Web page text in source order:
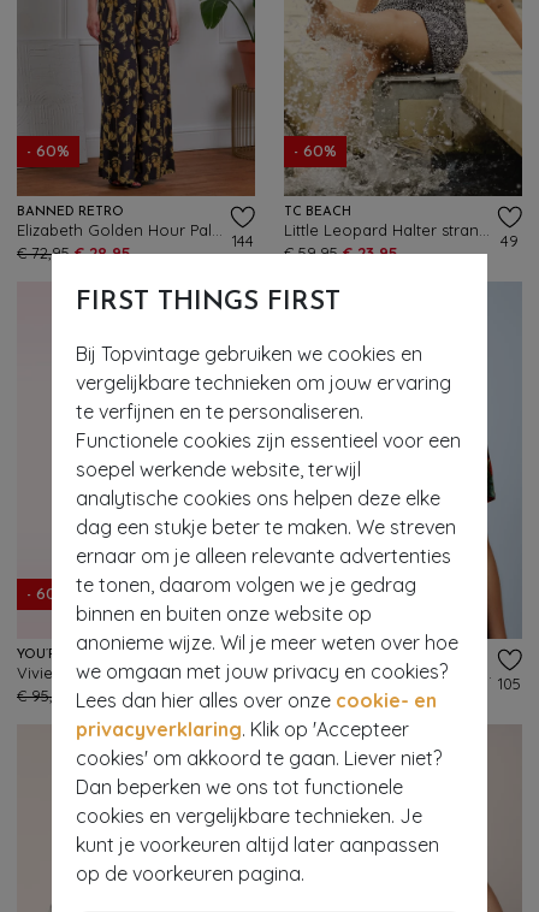
FIRST THINGS FIRST
Bij Topvintage gebruiken we cookies en
vergelijkbare technieken om jouw ervaring
te verfijnen en te personaliseren.
Functionele cookies zijn essentieel voor een
soepel werkende website, terwijl
analytische cookies ons helpen deze elke
dag een stukje beter te maken. We streven
ernaar om je alleen relevante advertenties
te tonen, daarom volgen we je gedrag
binnen en buiten onze website op
anonieme wijze. Wil je meer weten over hoe
we omgaan met jouw privacy en cookies?
Lees dan hier alles over onze cookie- en
privacyverklaring. Klik op 'Accepteer
cookies' om akkoord te gaan. Liever niet?
Dan beperken we ons tot functionele
cookies en vergelijkbare technieken. Je
kunt je voorkeuren altijd later aanpassen
op de voorkeuren pagina.
- 60%
BANNED RETRO
€ 72,95 € 28,95
144
- 60%
TC BEACH
€ 59,95 € 23,95
49
- 60%
Vivienne polo katoenen midi jurk in tomaatrood
€ 95,95
€ 37,95
235
- 60%
€ 79,95 € 31,95
105